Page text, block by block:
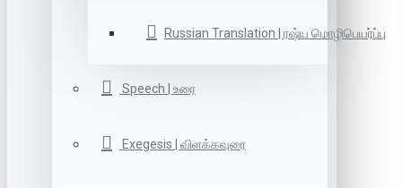
Russian Translation | ரஷ்ய மொழிபெயர்ப்பு
Speech | உரை
Exegesis | விளக்கவுரை